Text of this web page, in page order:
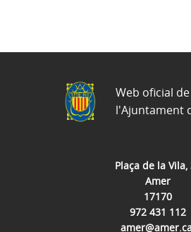
Plaça de la Vila,
Amer
17170
972 431 112
Web oficial de
l'Ajuntament